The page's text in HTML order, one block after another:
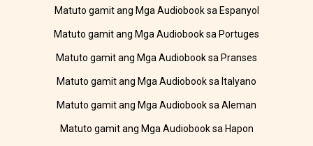
Matuto gamit ang Mga Audiobook sa Espanyol
Matuto gamit ang Mga Audiobook sa Portuges
Matuto gamit ang Mga Audiobook sa Pranses
Matuto gamit ang Mga Audiobook sa Italyano
Matuto gamit ang Mga Audiobook sa Aleman
Matuto gamit ang Mga Audiobook sa Hapon